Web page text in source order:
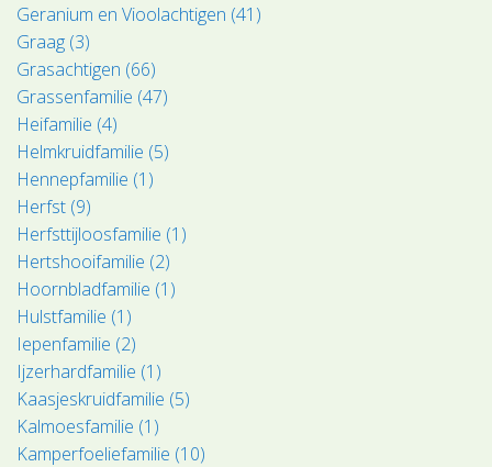
Geranium en Vioolachtigen (41)
Graag (3)
Grasachtigen (66)
Grassenfamilie (47)
Heifamilie (4)
Helmkruidfamilie (5)
Hennepfamilie (1)
Herfst (9)
Herfsttijloosfamilie (1)
Hertshooifamilie (2)
Hoornbladfamilie (1)
Hulstfamilie (1)
Iepenfamilie (2)
Ijzerhardfamilie (1)
Kaasjeskruidfamilie (5)
Kalmoesfamilie (1)
Kamperfoeliefamilie (10)